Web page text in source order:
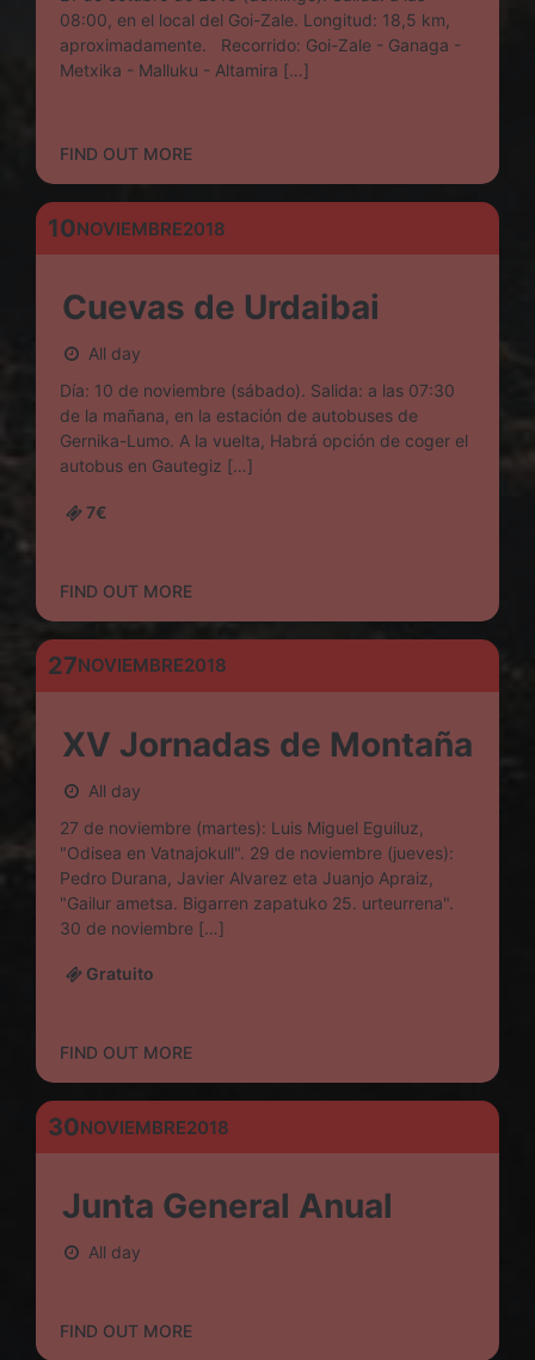
08:00, en el local del Goi-Zale. Longitud: 18,5 km,
aproximadamente. Recorrido: Goi-Zale - Ganaga -
Metxika - Malluku - Altamira […]
FIND OUT MORE
10NOVIEMBRE2018
Cuevas de Urdaibai
All day
Día: 10 de noviembre (sábado). Salida: a las 07:30
de la mañana, en la estación de autobuses de
Gernika-Lumo. A la vuelta, Habrá opción de coger el
autobus en Gautegiz […]
7€
FIND OUT MORE
27NOVIEMBRE2018
XV Jornadas de Montaña
All day
27 de noviembre (martes): Luis Miguel Eguiluz,
"Odisea en Vatnajokull". 29 de noviembre (jueves):
Pedro Durana, Javier Alvarez eta Juanjo Apraiz,
"Gailur ametsa. Bigarren zapatuko 25. urteurrena".
30 de noviembre […]
Gratuito
FIND OUT MORE
30NOVIEMBRE2018
Junta General Anual
All day
FIND OUT MORE